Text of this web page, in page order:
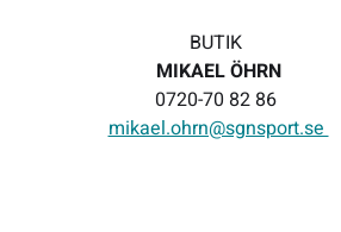
BUTIK
MIKAEL ÖHRN
0720-70 82 86
mikael.ohrn@sgnsport.se